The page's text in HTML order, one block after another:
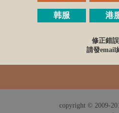
韩服 港
修正錯
請發email
copyright © 2009-